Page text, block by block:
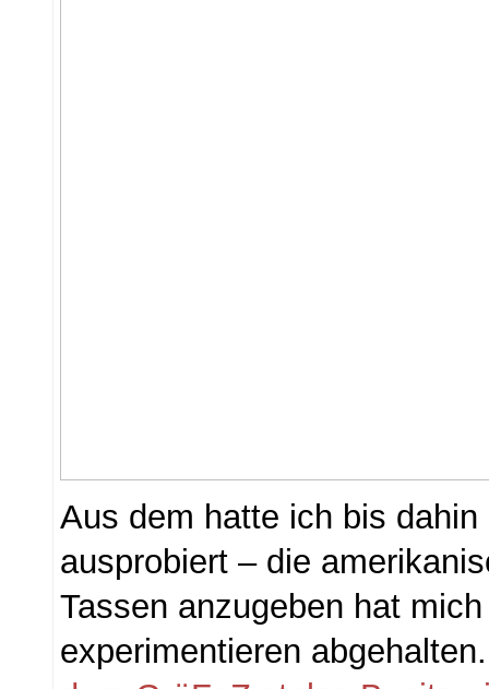
Aus dem hatte ich bis
ausprobiert – die
Tassen anzugeben hat
experimentieren